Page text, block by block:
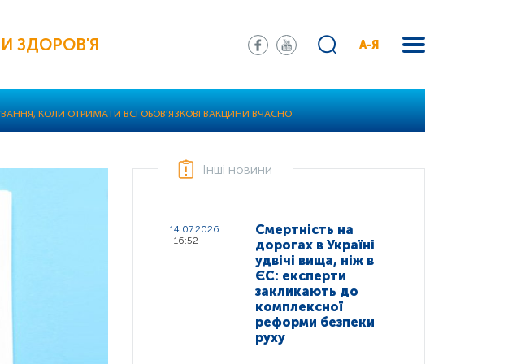
ЗДОРОВ'Я А-Я
КОЛИ ОТРИМАТИ ВСІ ОБОВ’ЯЗКОВІ ВАКЦИНИ ВЧАСНО
Інші новини
14.07.2026
16:52
Смертність на
дорогах в Україні
удвічі вища, ніж в
ЄС: експерти
закликають до
комплексної
реформи безпеки
руху